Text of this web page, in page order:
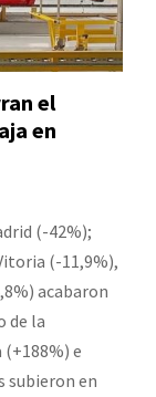
el
en
(-42%);
(-11,9%),
acabaron
de la
e
subieron en